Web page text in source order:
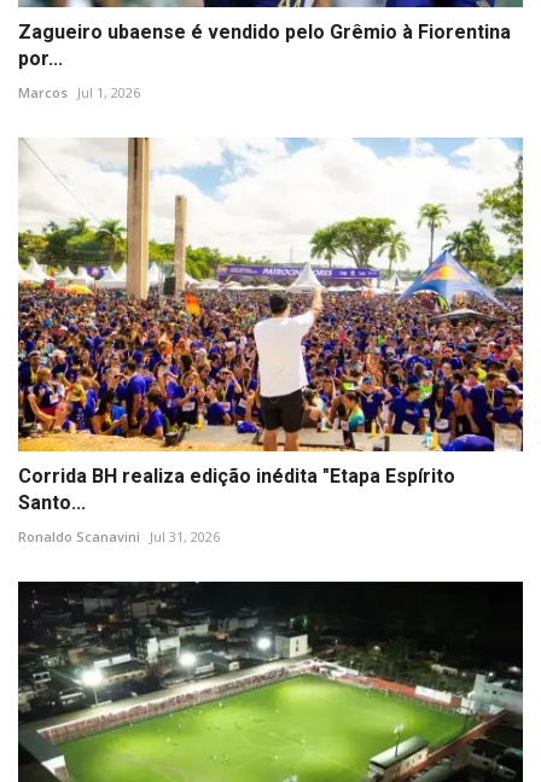
Zagueiro ubaense é vendido pelo Grêmio à Fiorentina
por...
Marcos Jul 1, 2026
Corrida BH realiza edição inédita "Etapa Espírito
Santo...
Ronaldo Scanavini Jul 31, 2026